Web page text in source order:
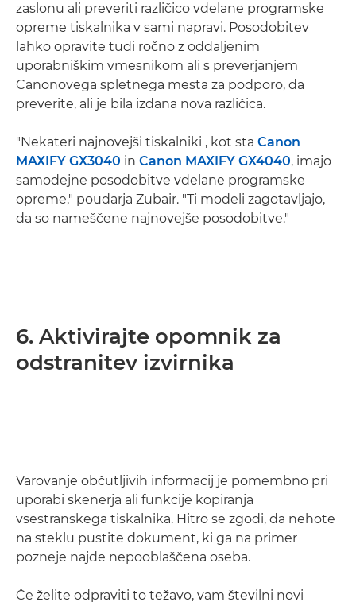
zaslonu ali preveriti različico vdelane programske
opreme tiskalnika v sami napravi. Posodobitev
lahko opravite tudi ročno z oddaljenim
uporabniškim vmesnikom ali s preverjanjem
Canonovega spletnega mesta za podporo, da
preverite, ali je bila izdana nova različica.
"Nekateri najnovejši tiskalniki , kot sta Canon
MAXIFY GX3040 in Canon MAXIFY GX4040, imajo
samodejne posodobitve vdelane programske
opreme," poudarja Zubair. "Ti modeli zagotavljajo,
da so nameščene najnovejše posodobitve."
6. Aktivirajte opomnik za
odstranitev izvirnika
Varovanje občutljivih informacij je pomembno pri
uporabi skenerja ali funkcije kopiranja
vsestranskega tiskalnika. Hitro se zgodi, da nehote
na steklu pustite dokument, ki ga na primer
pozneje najde nepooblaščena oseba.
Če želite odpraviti to težavo, vam številni novi